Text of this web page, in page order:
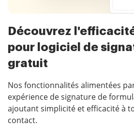
Découvrez
pour logiciel de
gratuit
Nos fonctionnalités alimentées
expérience de signature de
ajoutant simplicité et efficacité à
contact.